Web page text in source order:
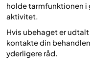
holde tarmfunktionen
aktivitet.
Hvis ubehaget er
kontakte din
yderligere råd.